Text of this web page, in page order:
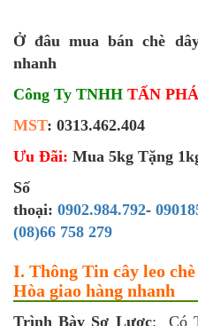
Ở đâu mua bán chè
nhanh
Công Ty TNHH TẤN
MST: 0313.462.404
Ưu Đãi: Mua 5kg Tặng
Số
thoại: 0902.984.792-
(08)66 758 279
I. Thông Tin cây leo
Hòa giao hàng nhanh
Trình Bày Sơ Lược: Có